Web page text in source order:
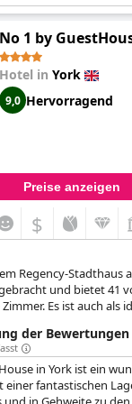
No 1 by
Hotel in York
9,0 Hervorragend
Preise anzeigen
$
Regency-Stadthaus
und bietet 41
Es ist auch als
der Bewertungen
in York ist ein
fantastischen